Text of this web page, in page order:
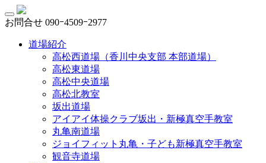
お問合せ 090ｰ4509ｰ2977
道場紹介
高松西道場（香川中央支部 本部道場）
高松東道場
高松中央道場
高松北教室
坂出道場
アイアイ体操クラブ坂出・新極真空手教室
丸亀南道場
ジョイフィット丸亀・子ども新極真空手教室
観音寺道場